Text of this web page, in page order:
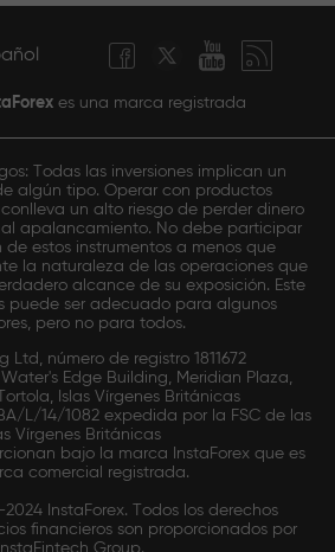
es una marca registrada
Todas las inversiones implican un
algún tipo. Operar con productos
un alto riesgo de perder dinero
apalancamiento. No debe participar
estos instrumentos a menos que
la naturaleza de las operaciones que
alcance de su exposición. Este
puede ser adecuado para algunos
pero no para todos.
Ltd, número de registro 1811672
Edge Building, Meridian Plaza,
Islas Vírgenes Británicas
L/14/1082 expedida por la FSC de las
Vírgenes Británicas
bajo la marca InstaForex que es
comercial registrada.
InstaForex. Todos los derechos
financieros son proporcionados por
InstaFintech Group.